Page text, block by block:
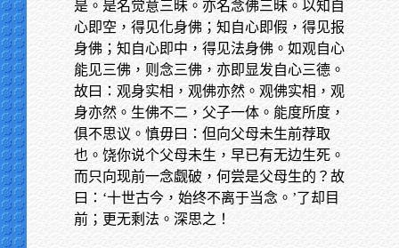
是。是名觉意三昧。亦名念佛三昧。以知自
心即空，得见化身佛；知自心即假，得见报
身佛；知自心即中，得见法身佛。如观自心
能见三佛，则念三佛，亦即显发自心三德。
故曰：观身实相，观佛亦然。观佛实相，观
身亦然。生佛不二，父子一体。能度所度，
俱不思议。慎毋曰：但向父母未生前荐取
也。饶你说个父母未生，早已有无边生死。
而只向现前一念觑破，何尝是父母生的？故
曰：‘十世古今，始终不离于当念。’了却目
前；更无剩法。深思之！